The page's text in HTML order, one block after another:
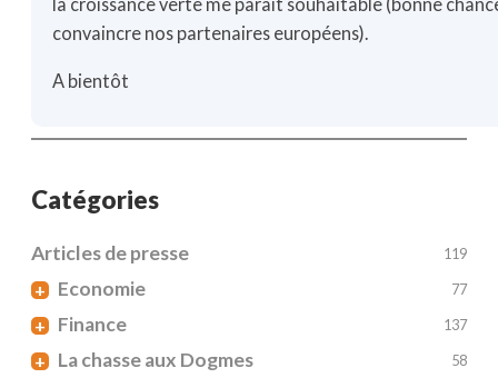
la croissance verte me paraît souhaitable (bonne
convaincre nos partenaires européens).
A bientôt
Catégories
Articles de presse 119
+ Economie 77
+ Finance 137
+ La chasse aux Dogmes 58